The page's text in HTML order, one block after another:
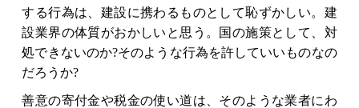
する行為は、建設に携わるものとして恥ずかしい。 建
設業界の体質がおかしいと思う。国の施策として、対
処できないのか?そのような行為を許していいものなの
だろうか?
善意の寄付金や税金の使い道は、そのような業者にわ